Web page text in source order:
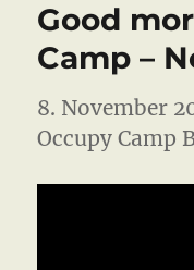
Occupy
Berlin
Good
Camp –
8. November
Occupy Camp